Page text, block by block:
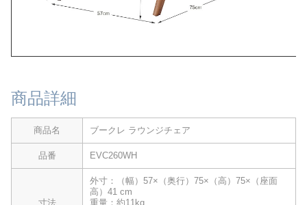
商品詳細
商品名 ブークレ ラウンジチェア
品番 EVC260WH
寸法
外寸：（幅）57×（奥行）75×（高）75×（座面
高）41 cm
重量：約11kg